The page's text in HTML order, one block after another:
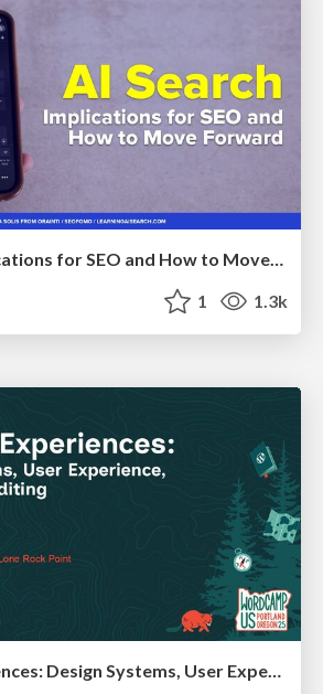
AI Search: Implications for SEO and How to Move Forward - #ShenzhenSEOConference
1 1.3k